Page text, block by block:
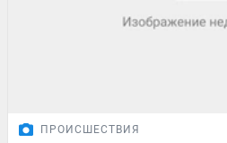
ПРОИСШЕСТВИЯ